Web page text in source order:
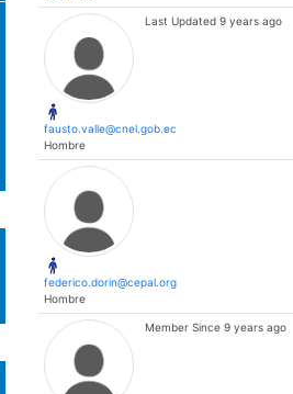
fausto.valle@cnel.gob.ec
Hombre
Last Updated 9 years ago
federico.dorin@cepal.org
Hombre
Member Since 9 years ago